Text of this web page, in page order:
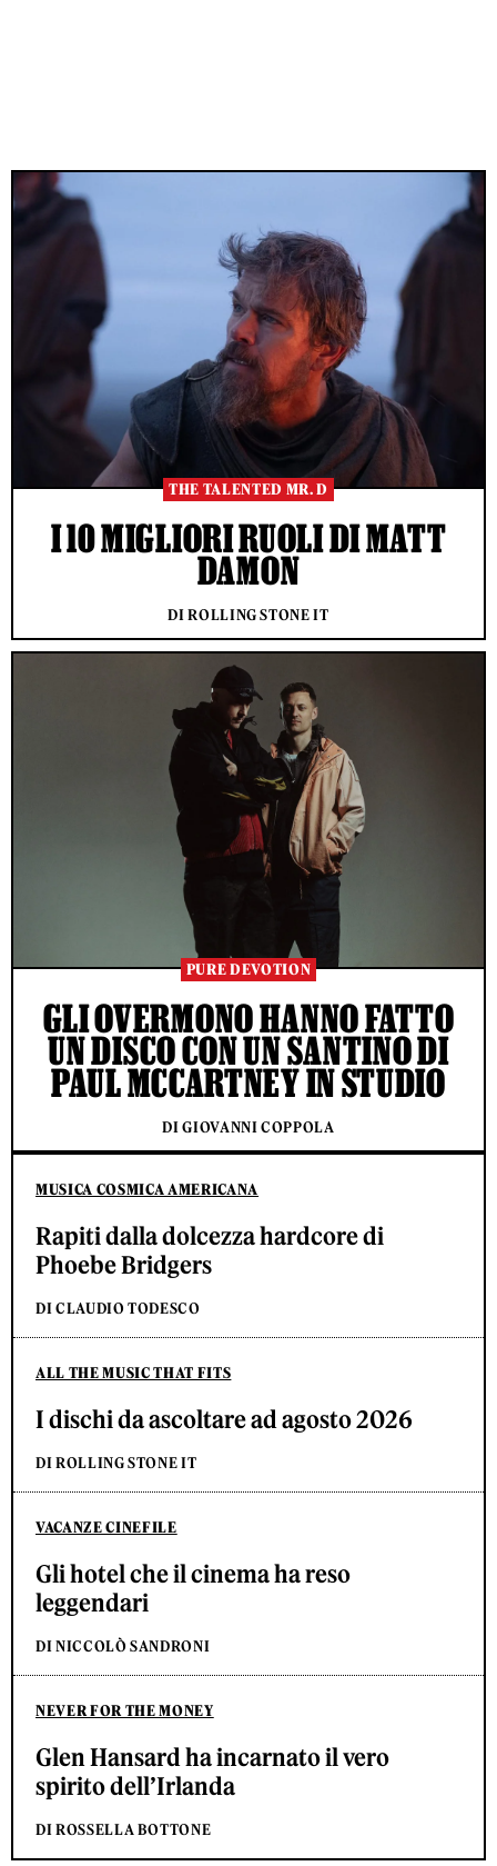
MUSICA COSMICA AMERICANA
Rapiti dalla dolcezza hardcore di
Phoebe Bridgers
DI CLAUDIO TODESCO
ALL THE MUSIC THAT FITS
I dischi da ascoltare ad agosto 2026
DI ROLLING STONE IT
VACANZE CINEFILE
Gli hotel che il cinema ha reso
leggendari
DI NICCOLÒ SANDRONI
NEVER FOR THE MONEY
Glen Hansard ha incarnato il vero
spirito dell’Irlanda
DI ROSSELLA BOTTONE
THE TALENTED MR. D
I 10 MIGLIORI RUOLI DI MATT
DAMON
DI ROLLING STONE IT
PURE DEVOTION
GLI OVERMONO HANNO FATTO
UN DISCO CON UN SANTINO DI
PAUL MCCARTNEY IN STUDIO
DI GIOVANNI COPPOLA